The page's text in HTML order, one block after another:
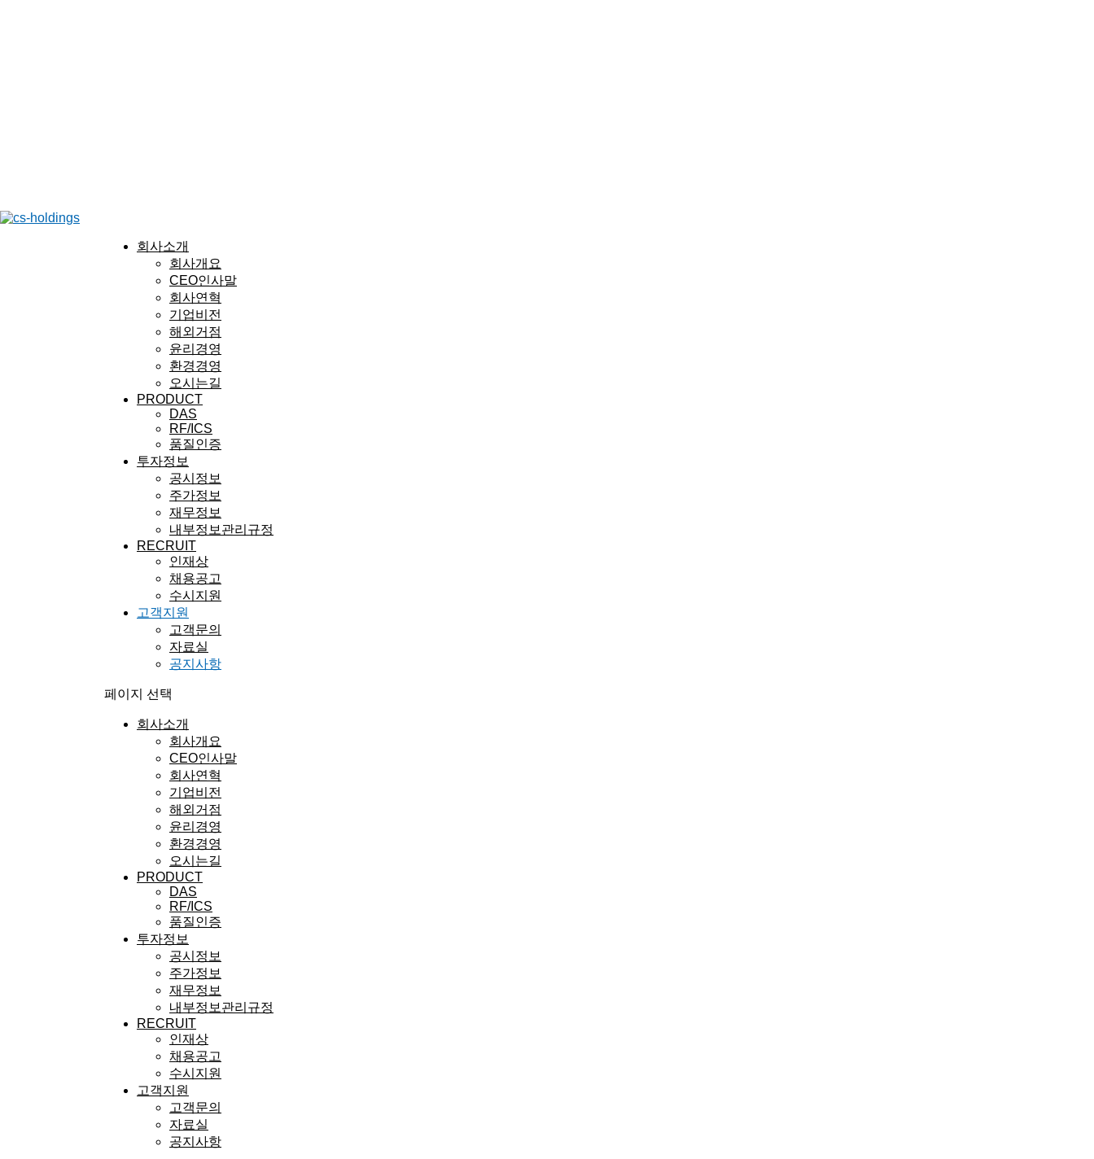
회사소개
회사개요
CEO인사말
회사연혁
기업비전
해외거점
윤리경영
환경경영
오시는길
PRODUCT
DAS
RF/ICS
품질인증
투자정보
공시정보
주가정보
재무정보
내부정보관리규정
RECRUIT
인재상
채용공고
수시지원
고객지원
고객문의
자료실
공지사항
페이지 선택
회사소개
회사개요
CEO인사말
회사연혁
기업비전
해외거점
윤리경영
환경경영
오시는길
PRODUCT
DAS
RF/ICS
품질인증
투자정보
공시정보
주가정보
재무정보
내부정보관리규정
RECRUIT
인재상
채용공고
수시지원
고객지원
고객문의
자료실
공지사항